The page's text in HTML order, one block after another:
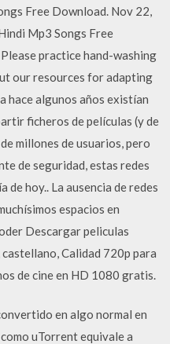
Free Download. Nov 22,
Mp3 Songs Free
practice hand-washing
our resources for adapting
hace algunos años existían
ficheros de películas (y de
millones de usuarios, pero
de seguridad, estas redes
hoy.. La ausencia de redes
espacios en
Descargar peliculas
Calidad 720p para
de cine en HD 1080 gratis.
en algo normal en
uTorrent equivale a